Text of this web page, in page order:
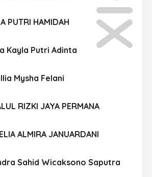
PUTRI HAMIDAH
Kayla Putri Adinta
Mysha Felani
RIZKI JAYA PERMANA
ALMIRA JANUARDANI
Sahid Wicaksono Saputra